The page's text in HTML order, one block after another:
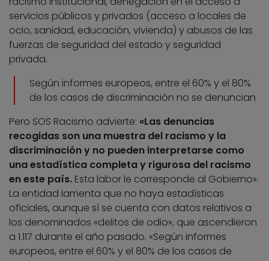
servicios públicos y privados (acceso a locales de
ocio, sanidad, educación, vivienda) y abusos de las
fuerzas de seguridad del estado y seguridad
privada.
Según informes europeos, entre el 60% y el 80%
de los casos de discriminación no se denuncian
Pero SOS Racismo advierte: «Las denuncias
recogidas son una muestra del racismo y la
discriminación y no pueden interpretarse como
una estadística completa y rigurosa del racismo
en este país. Esta labor le corresponde al Gobierno».
La entidad lamenta que no haya estadísticas
oficiales, aunque sí se cuenta con datos relativos a
los denominados «delitos de odio», que ascendieron
a 1.117 durante el año pasado. «Según informes
europeos, entre el 60% y el 80% de los casos de